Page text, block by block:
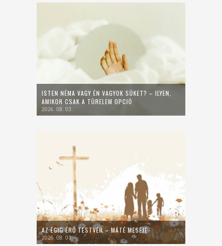
ISTEN NÉMA VAGY ÉN VAGYOK SÜKET? – ILYEN,
AMIKOR CSAK A TÜRELEM OPCIÓ
2026. 08. 03.
AZ ÉGIG ÉRŐ TESTVÉR – MÁTÉ MESÉJE
2026. 08. 01.